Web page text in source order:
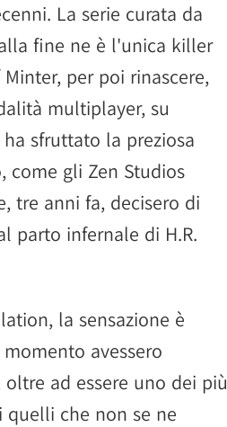
La serie curata da
fine ne è l'unica killer
per poi rinascere,
multiplayer, su
sfruttato la preziosa
come gli Zen Studios
tre anni fa, decisero di
parto infernale di H.R.
la sensazione è
avessero
ad essere uno dei più
che non se ne